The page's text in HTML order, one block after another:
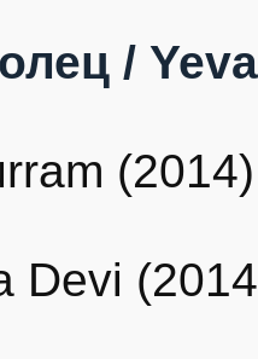
/
(2014)
Devi